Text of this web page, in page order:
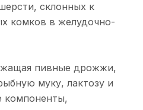
склонных к
комков в желудочно-
пивные дрожжи,
муку, лактозу и
компоненты,